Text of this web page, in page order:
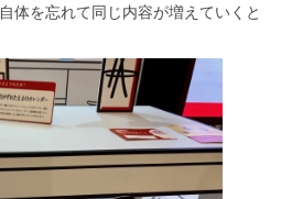
体を忘れて同じ内容が増えていくと